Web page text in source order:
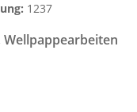
1237
Wellpappearbeiten